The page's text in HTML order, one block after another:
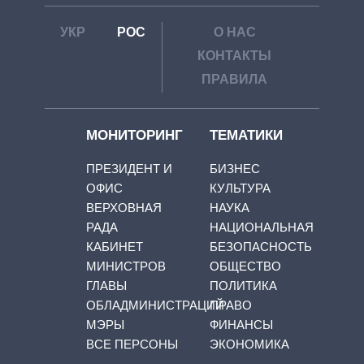
УКР РОС
О НАС
КОНТАКТЫ
ПРАВИЛА
МОНИТОРИНГ
ПРЕЗИДЕНТ И
ОФИС
ВЕРХОВНАЯ
РАДА
КАБИНЕТ
МИНИСТРОВ
ГЛАВЫ
ОБЛАДМИНИСТРАЦИЙ
МЭРЫ
ВСЕ ПЕРСОНЫ
ТЕМАТИКИ
БИЗНЕС
КУЛЬТУРА
НАУКА
НАЦИОНАЛЬНАЯ
БЕЗОПАСНОСТЬ
ОБЩЕСТВО
ПОЛИТИКА
ПРАВО
ФИНАНСЫ
ЭКОНОМИКА